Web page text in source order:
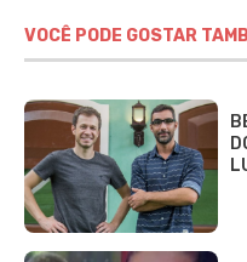
VOCÊ PODE GOSTAR